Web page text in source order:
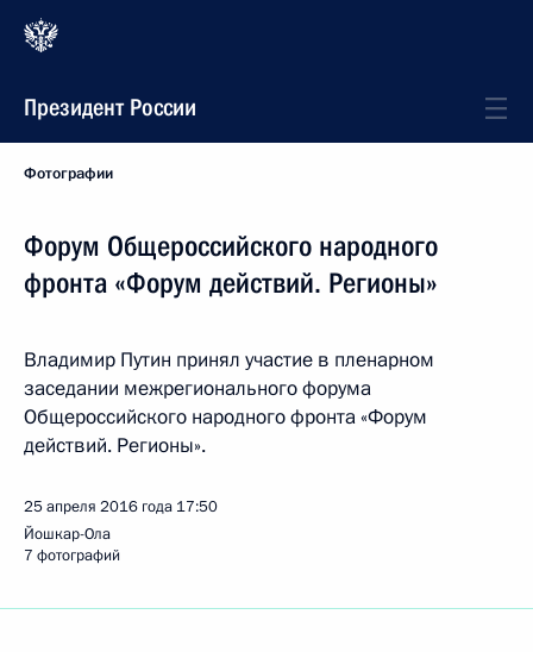
Президент России
Фотографии
Форум Общероссийского народного
фронта «Форум действий. Регионы»
Владимир Путин принял участие в пленарном
заседании межрегионального форума
Общероссийского народного фронта «Форум
действий. Регионы».
25 апреля 2016 года 17:50
Йошкар-Ола
7 фотографий